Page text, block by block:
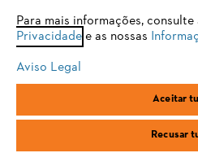
Condições gerais de venda
Sobre nós
R.C.Emp. Ed.3-P.0-Lj.2
firefox
safari
Para mais informações, consulte
Privacidadee as nossas
Aviso Legal
Aceitar
Recusar